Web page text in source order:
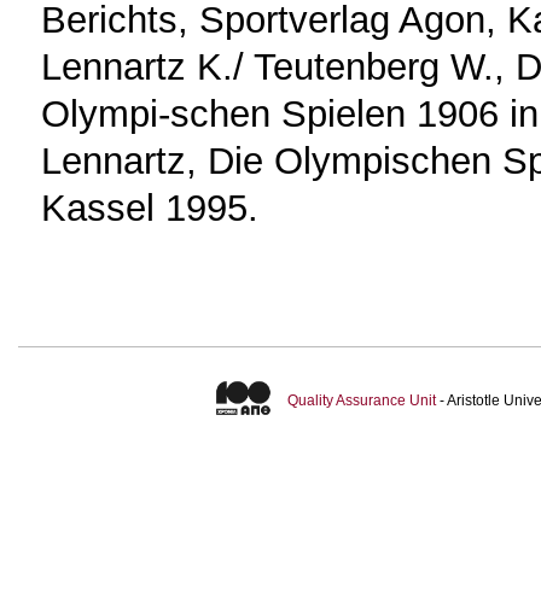
Berichts, Sportverlag Agon,
Lennartz K./ Teutenberg W.,
Olympi-schen Spielen 1906
Lennartz, Die Olympischen
Kassel 1995.
Quality Assurance Unit- Aristotle